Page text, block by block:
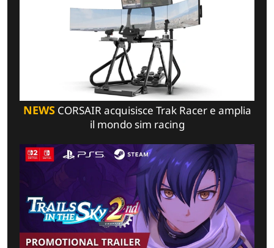
NEWSCORSAIR acquisisce Trak Racer e amplia
il mondo sim racing